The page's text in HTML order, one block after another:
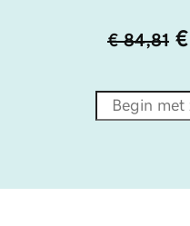
€ 84,81